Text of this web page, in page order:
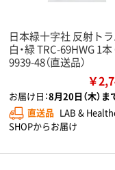
日本緑十字社 反射ト
白・緑 TRC-69HWG 1
9939-48（直送品）
￥
お届け日：8月20日（木）ま
直送品 LAB &
SHOPからお届け